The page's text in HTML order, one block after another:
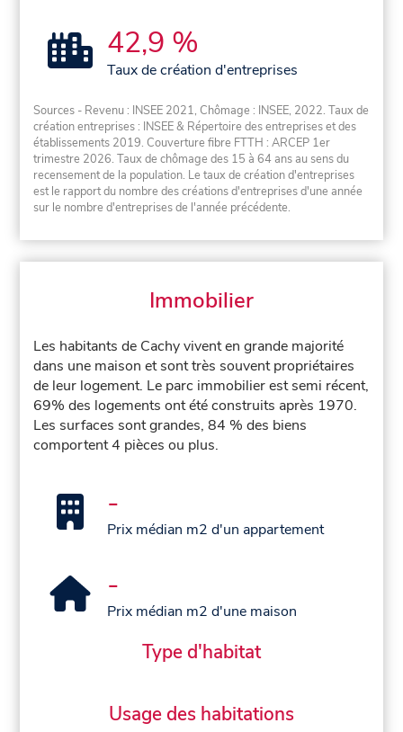
42,9 %
Taux de création d'entreprises
Sources - Revenu : INSEE 2021, Chômage : INSEE, 2022. Taux de
création entreprises : INSEE & Répertoire des entreprises et des
établissements 2019. Couverture fibre FTTH : ARCEP 1er
trimestre 2026. Taux de chômage des 15 à 64 ans au sens du
recensement de la population. Le taux de création d'entreprises
est le rapport du nombre des créations d'entreprises d'une année
sur le nombre d'entreprises de l'année précédente.
Immobilier
Les habitants de Cachy vivent en grande majorité
dans une maison et sont très souvent propriétaires
de leur logement. Le parc immobilier est semi récent,
69% des logements ont été construits après 1970.
Les surfaces sont grandes, 84 % des biens
comportent 4 pièces ou plus.
-
Prix médian m2 d'un appartement
-
Prix médian m2 d'une maison
Type d'habitat
Usage des habitations